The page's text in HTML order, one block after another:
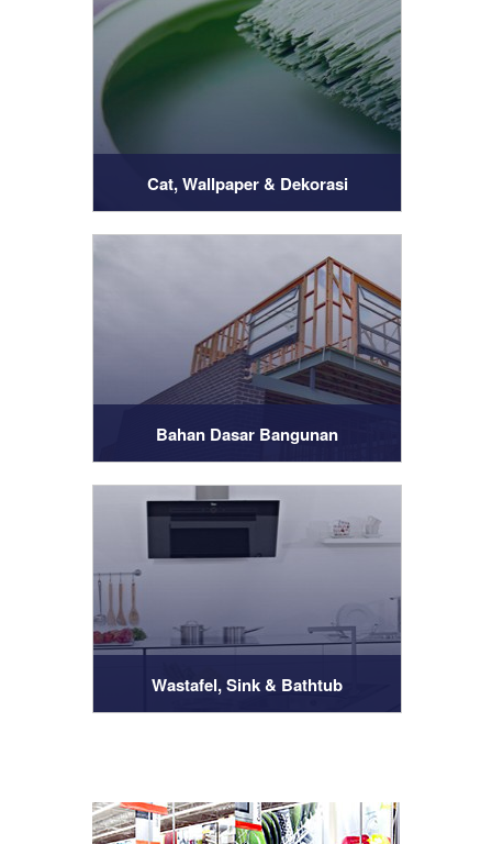
Cat, Wallpaper & Dekorasi
Bahan Dasar Bangunan
Wastafel, Sink & Bathtub